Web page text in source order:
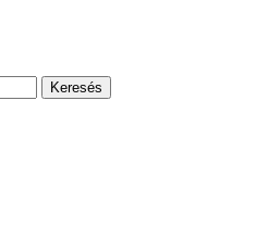
Keresés